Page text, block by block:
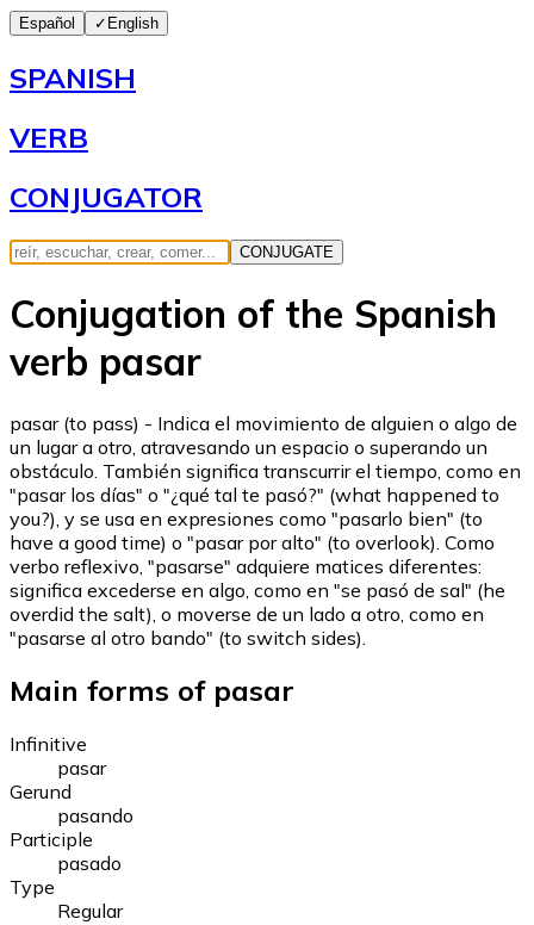
Español ✓ English
SPANISH
VERB
CONJUGATOR
CONJUGATE
Conjugation of the Spanish
verb pasar
pasar (to pass) - Indica el movimiento de alguien o algo de
un lugar a otro, atravesando un espacio o superando un
obstáculo. También significa transcurrir el tiempo, como en
"pasar los días" o "¿qué tal te pasó?" (what happened to
you?), y se usa en expresiones como "pasarlo bien" (to
have a good time) o "pasar por alto" (to overlook). Como
verbo reflexivo, "pasarse" adquiere matices diferentes:
significa excederse en algo, como en "se pasó de sal" (he
overdid the salt), o moverse de un lado a otro, como en
"pasarse al otro bando" (to switch sides).
Main forms of pasar
Infinitive
pasar
Gerund
pasando
Participle
pasado
Type
Regular